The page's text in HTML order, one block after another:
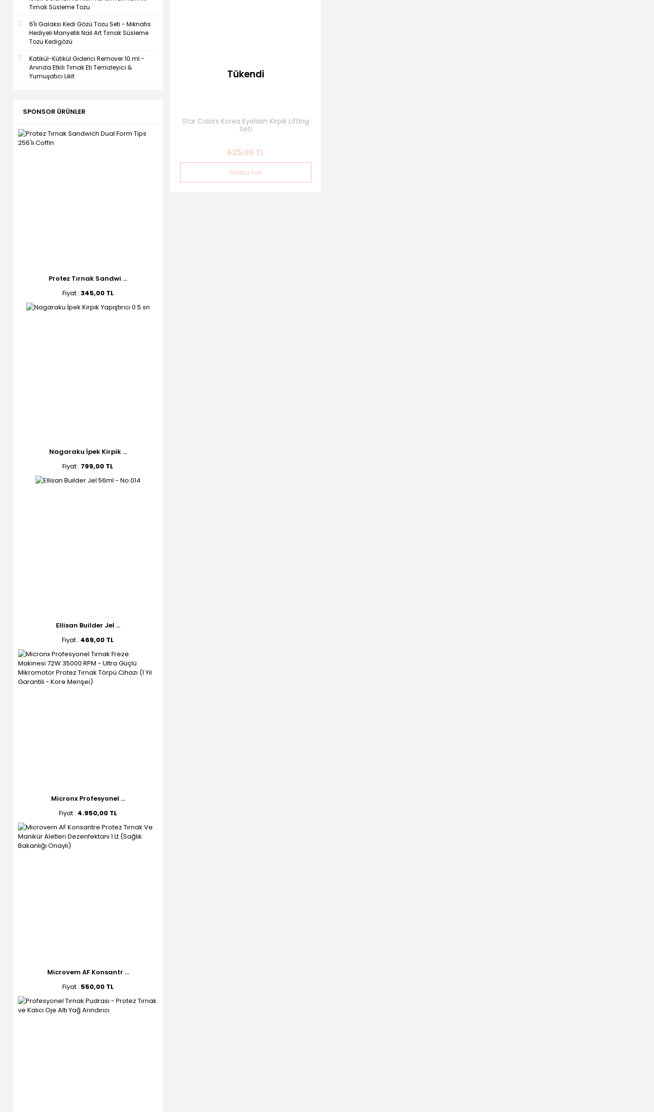
Tırnak Süsleme Tozu
6'lı Galaksi Kedi Gözü Tozu Seti - Mıknatıs
Hediyeli Manyetik Nail Art Tırnak Süsleme
Tozu Kedigözü
Katikül-Kütikül Giderici Remover 10 ml -
Anında Etkili Tırnak Eti Temizleyici &
Yumuşatıcı Likit
SPONSOR ÜRÜNLER
Protez Tırnak Sandwi ...
Fiyat : 345,00 TL
Nagaraku İpek Kirpik ...
Fiyat : 799,00 TL
Ellisan Builder Jel ...
Fiyat : 469,00 TL
Micronx Profesyonel ...
Fiyat : 4.950,00 TL
Microvem AF Konsantr ...
Fiyat : 550,00 TL
Tükendi
Star Colors Korea Eyelash Kirpik Lifting
Seti
625,00 TL
Stokta Yok